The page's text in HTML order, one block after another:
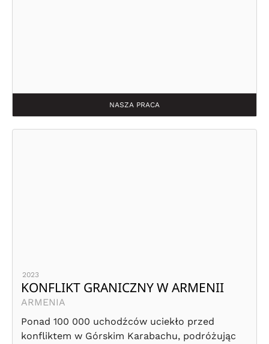
NASZA PRACA
2023
KONFLIKT GRANICZNY W ARMENII
ARMENIA
Ponad 100 000 uchodźców uciekło przed
konfliktem w Górskim Karabachu, podróżując